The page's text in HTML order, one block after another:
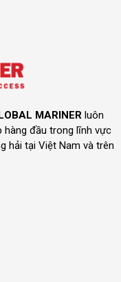
MARINER luôn
hàng đầu trong lĩnh vực
hải tại Việt Nam và trên